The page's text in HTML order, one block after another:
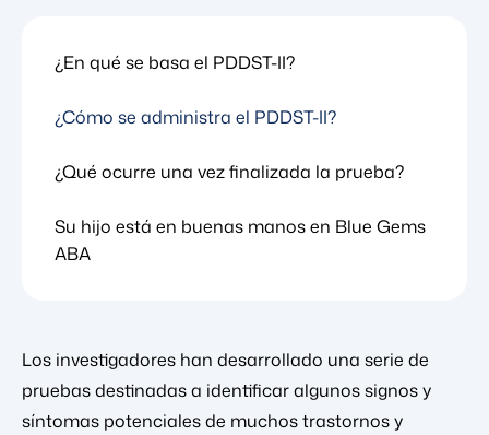
¿En qué se basa el PDDST-II?
¿Cómo se administra el PDDST-II?
¿Qué ocurre una vez finalizada la prueba?
Su hijo está en buenas manos en Blue Gems
ABA
Los investigadores han desarrollado una serie de
pruebas destinadas a identificar algunos signos y
síntomas potenciales de muchos trastornos y